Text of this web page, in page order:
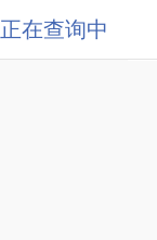
正在查询中